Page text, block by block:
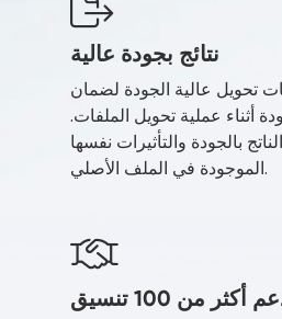
نتائج بجودة عالية
تحويل عالية الجودة لضمان
أثناء عملية تحويل الملفات.
بالجودة والتأثيرات نفسها
الموجودة في الملف الأصلي.
أكثر من 100 تنسيق